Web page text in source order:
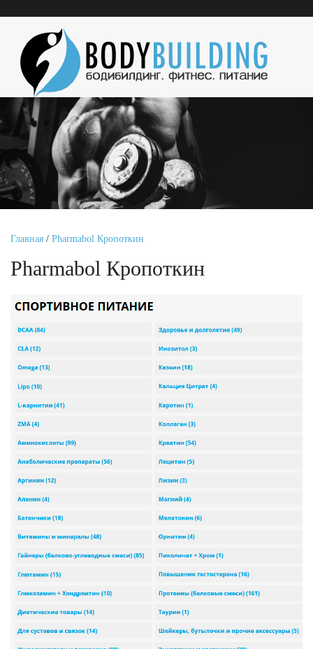
Главная / Pharmabol Кропоткин
Pharmabol Кропоткин